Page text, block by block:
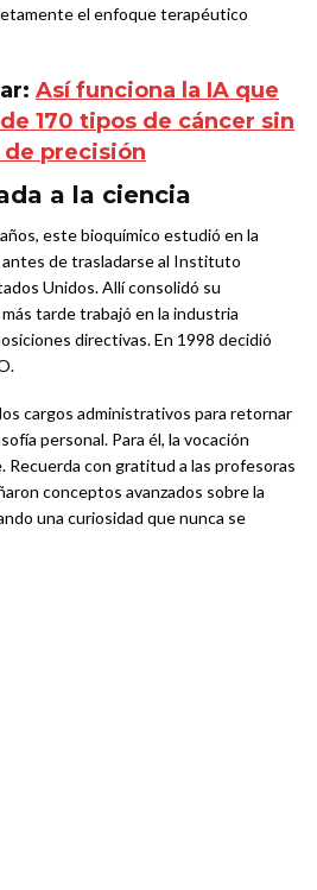
el enfoque terapéutico
Así funciona la IA que
170 tipos de cáncer sin
de precisión
a la ciencia
este bioquímico estudió en la
de trasladarse al Instituto
Unidos. Allí consolidó su
tarde trabajó en la industria
directivas. En 1998 decidió
cargos administrativos para retornar
personal. Para él, la vocación
Recuerda con gratitud a las profesoras
conceptos avanzados sobre la
una curiosidad que nunca se